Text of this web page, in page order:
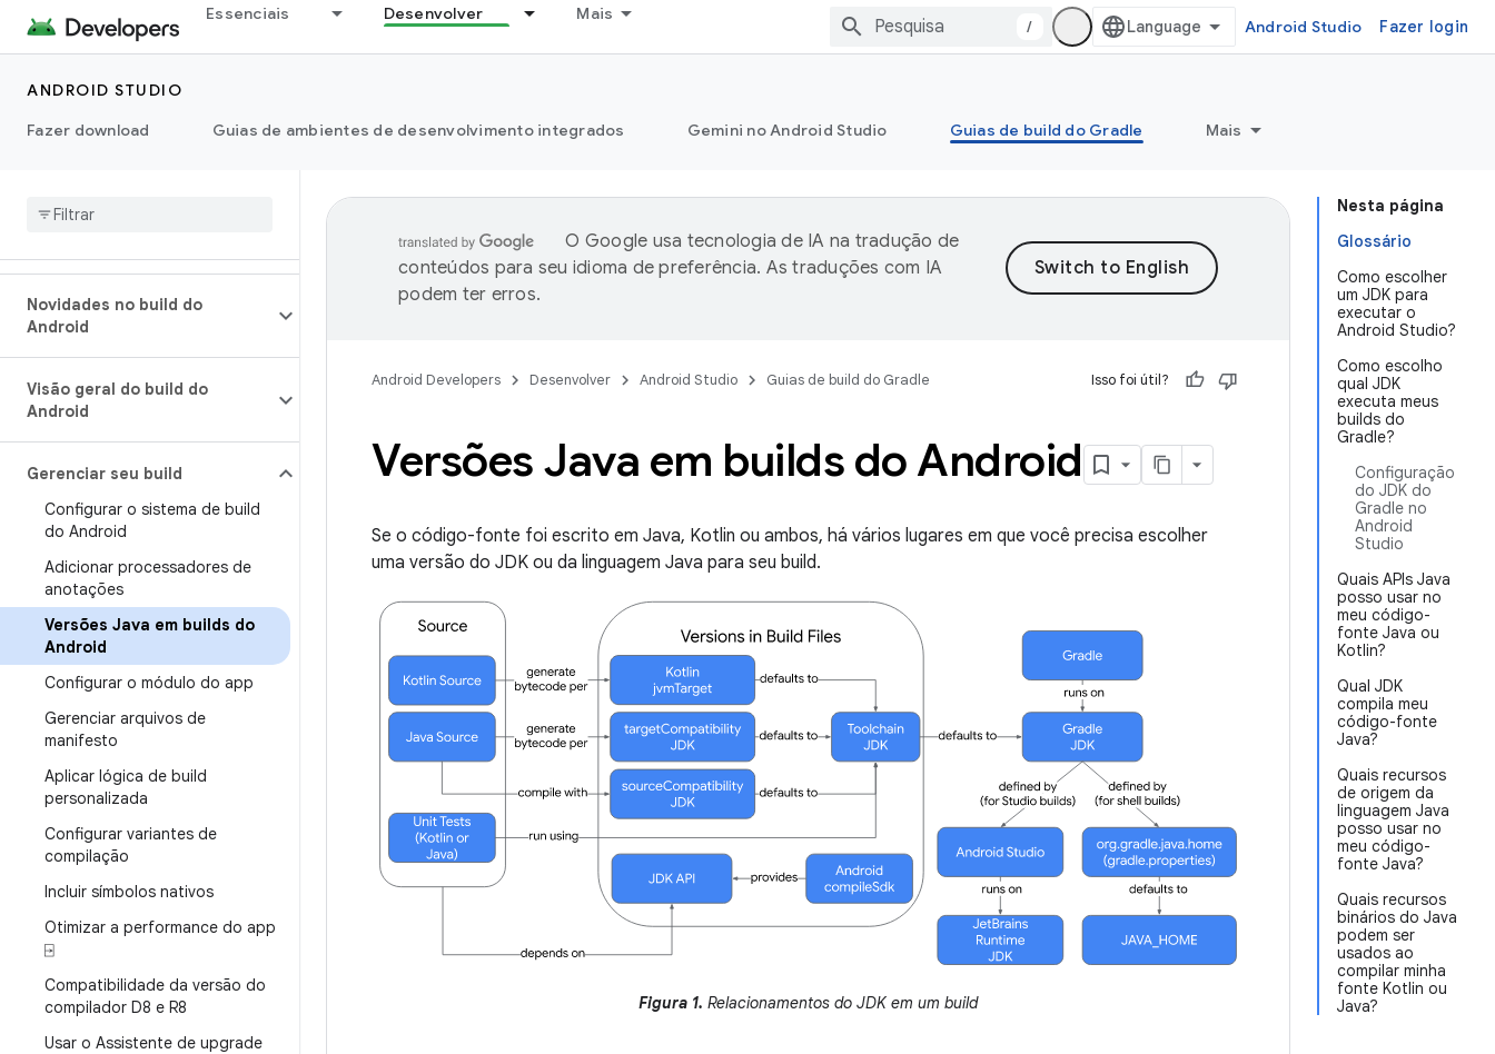
Essenciais Desenvolver Mais
/ Android Studio Fazer login
ANDROID STUDIO
Fazer download
Guias de ambientes de desenvolvimento integrados Gemini no Android Studio Guias de build do Gradle Mais
Novidades no build do
Android
Visão geral do build do
Android
Gerenciar seu build
Configurar o sistema de build
do Android
Adicionar processadores de
anotações
Versões Java em builds do
Android
Configurar o módulo do app
Gerenciar arquivos de
manifesto
Aplicar lógica de build
personalizada
Configurar variantes de
compilação
Incluir símbolos nativos
Otimizar a performance do app
⍈
Compatibilidade da versão do
compilador D8 e R8
Usar o Assistente de upgrade
Nesta página
Glossário
Como escolher
um JDK para
executar o
Android Studio?
Como escolho
qual JDK
executa meus
builds do
Gradle?
Configuração
do JDK do
Gradle no
Android
Studio
Quais APIs Java
posso usar no
meu código-
fonte Java ou
Kotlin?
Qual JDK
compila meu
código-fonte
Java?
Quais recursos
de origem da
linguagem Java
posso usar no
meu código-
fonte Java?
Quais recursos
binários do Java
podem ser
usados ao
compilar minha
fonte Kotlin ou
Java?
O Google usa tecnologia de IA na tradução de
conteúdos para seu idioma de preferência. As traduções com IA
podem ter erros.
Android Developers Desenvolver Android Studio Guias de build do Gradle Isso foi útil?
Versões Java em builds do Android
Se o código-fonte foi escrito em Java, Kotlin ou ambos, há vários lugares em que você precisa escolher
uma versão do JDK ou da linguagem Java para seu build.
Figura 1. Relacionamentos do JDK em um build